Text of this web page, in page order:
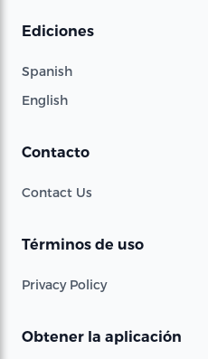
Ediciones
Spanish
English
Contacto
Contact Us
Términos de uso
Privacy Policy
Obtener la aplicación